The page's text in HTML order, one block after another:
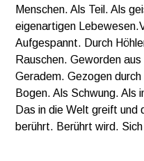
Menschen. Als Teil. Als
eigenartigen
Aufgespannt. Durch
Rauschen. Geworden
Geradem. Gezogen
Bogen. Als Schwung. Als
Das in die Welt greift und
berührt. Berührt wird.